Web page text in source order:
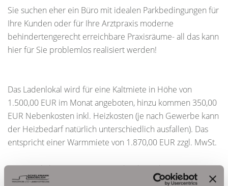
Sie suchen eher ein Büro mit idealen Parkbedingungen für
Ihre Kunden oder für Ihre Arztpraxis moderne
behindertengerecht erreichbare Praxisräume- all das kann
hier für Sie problemlos realisiert werden!
Das Ladenlokal wird für eine Kaltmiete in Höhe von
1.500,00 EUR im Monat angeboten, hinzu kommen 350,00
EUR Nebenkosten inkl. Heizkosten (je nach Gewerbe kann
der Heizbedarf natürlich unterschiedlich ausfallen). Das
entspricht einer Warmmiete von 1.870,00 EUR zzgl. MwSt.
3 Monatskaltmieten Kaution sind zu hinterlegen. Eine
Provisionszahlung fällt für den Mieter nicht an.